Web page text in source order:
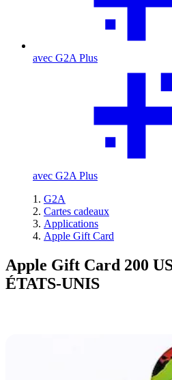
avec G2A Plus
avec G2A Plus
G2A
Cartes cadeaux
Applications
Apple Gift Card
Apple Gift Card 200
ÉTATS-UNIS